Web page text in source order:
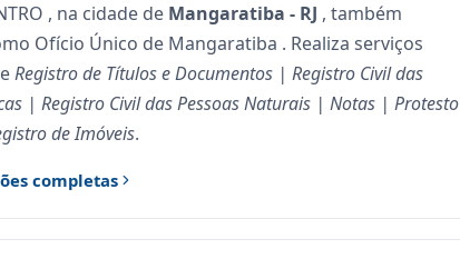
, na cidade de Mangaratiba - RJ , também
Ofício Único de Mangaratiba . Realiza serviços
Registro de Títulos e Documentos | Registro Civil das
| Registro Civil das Pessoas Naturais | Notas | Protesto
de Imóveis.
completas